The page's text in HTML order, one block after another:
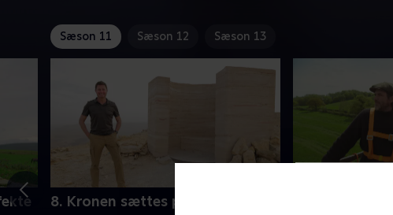
Sæson 11 Sæson 12 Sæson 13
8. Kronen sættes på værket